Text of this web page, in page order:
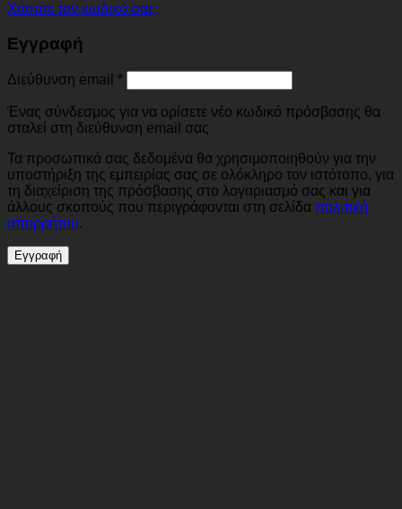
Χάσατε τον κωδικό σας;
Εγγραφή
Διεύθυνση email *
Ένας σύνδεσμος για να ορίσετε νέο κωδικό πρόσβασης θα
σταλεί στη διεύθυνση email σας
Τα προσωπικά σας δεδομένα θα χρησιμοποιηθούν για την
υποστήριξη της εμπειρίας σας σε ολόκληρο τον ιστότοπο, για
τη διαχείριση της πρόσβασης στο λογαριασμό σας και για
άλλους σκοπούς που περιγράφονται στη σελίδα πολιτική
απορρήτου.
Εγγραφή